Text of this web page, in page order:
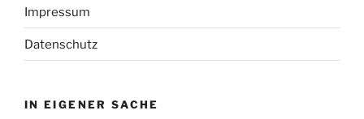
Impressum
Datenschutz
IN EIGENER SACHE